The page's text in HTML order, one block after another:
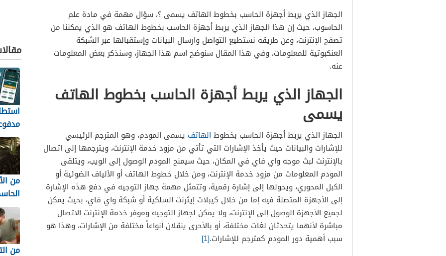
الجهاز الذي يربط أجهزة الحاسب بخطوط الهاتف يسمى ؟، سؤال مهمة في مادة علم
الحاسوب، حيث إن هذا الجهاز الذي يربط أجهزة الحاسب بخطوط الهاتف هو الذي يمكننا من
تصفح الإنترنت، وعن طريقه نستطيع التواصل وارسال البيانات وإستقبالها عبر الشبكة
العنكبوتية للمعلومات، وفي هذا المقال سنوضح اسم هذا الجهاز، وسنذكر بعض المعلومات
عنه.
الجهاز الذي يربط أجهزة الحاسب بخطوط الهاتف
يسمى
الجهاز الذي يربط أجهزة الحاسب بخطوط الهاتف يسمى المودم، وهو المترجم الرئيسي
للإشارات والبيانات حيث يأخذ الإشارات التي تأتي من مزود خدمة الإنترنت، ويترجمها إلى اتصال
بالإنترنت لبث موجه واي فاي في المكان، حيث سيمنح المودم الوصول إلى الويب، ويتلقى
المودم المعلومات من مزود خدمة الإنترنت، ومن خلال خطوط الهاتف أو الألياف الضوئية أو
الكبل المحوري، ويحولها إلى إشارة رقمية، وتتمثل مهمة جهاز التوجيه في دفع هذه الإشارة
إلى الأجهزة المتصلة فيه إما من خلال كيبلات إيثرنت السلكية أو شبكة واي فاي، بحيث يمكن
لجميع الأجهزة الوصول إلى الإنترنت، ولا يمكن لجهاز التوجيه وموفر خدمة الإنترنت الاتصال
مباشرة لأنهما يتحدثان لغات مختلفة، أو بالأحرى ينقلان أنواعاً مختلفة من الإشارات، وهذا هو
سبب أهمية دور المودم كمترجم للإشارات.[1]
من
أكثر
لا
من